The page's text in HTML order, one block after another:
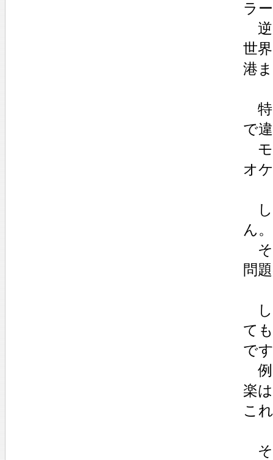
ラ
逆
世
港
特
で
モ
オ
し
ん
そ
問
し
て
で
例
楽
こ
そ